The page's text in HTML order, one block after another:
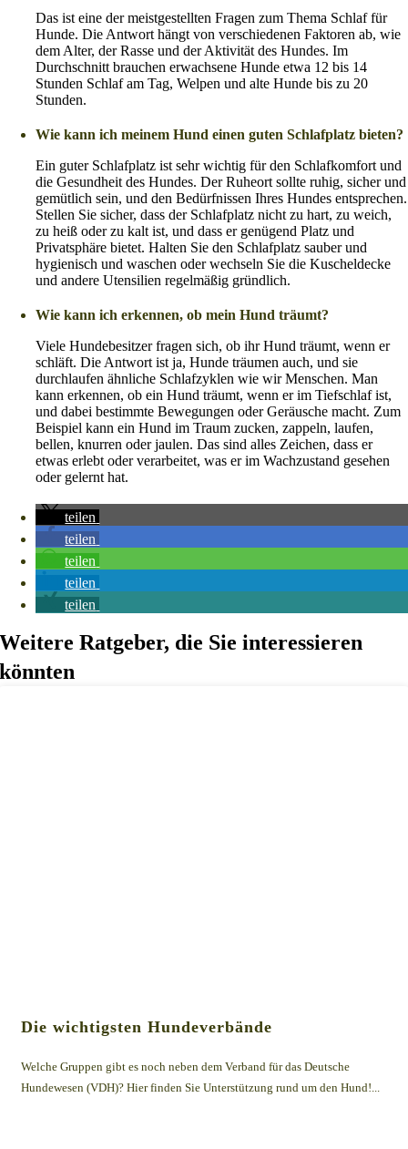
Das ist eine der meistgestellten Fragen zum Thema Schlaf für
Hunde. Die Antwort hängt von verschiedenen Faktoren ab, wie
dem Alter, der Rasse und der Aktivität des Hundes. Im
Durchschnitt brauchen erwachsene Hunde etwa 12 bis 14
Stunden Schlaf am Tag, Welpen und alte Hunde bis zu 20
Stunden.
Wie kann ich meinem Hund einen guten Schlafplatz bieten?
Ein guter Schlafplatz ist sehr wichtig für den Schlafkomfort und
die Gesundheit des Hundes. Der Ruheort sollte ruhig, sicher und
gemütlich sein, und den Bedürfnissen Ihres Hundes entsprechen.
Stellen Sie sicher, dass der Schlafplatz nicht zu hart, zu weich,
zu heiß oder zu kalt ist, und dass er genügend Platz und
Privatsphäre bietet. Halten Sie den Schlafplatz sauber und
hygienisch und waschen oder wechseln Sie die Kuscheldecke
und andere Utensilien regelmäßig gründlich.
Wie kann ich erkennen, ob mein Hund träumt?
Viele Hundebesitzer fragen sich, ob ihr Hund träumt, wenn er
schläft. Die Antwort ist ja, Hunde träumen auch, und sie
durchlaufen ähnliche Schlafzyklen wie wir Menschen. Man
kann erkennen, ob ein Hund träumt, wenn er im Tiefschlaf ist,
und dabei bestimmte Bewegungen oder Geräusche macht. Zum
Beispiel kann ein Hund im Traum zucken, zappeln, laufen,
bellen, knurren oder jaulen. Das sind alles Zeichen, dass er
etwas erlebt oder verarbeitet, was er im Wachzustand gesehen
oder gelernt hat.
teilen
teilen
teilen
teilen
teilen
Weitere Ratgeber, die Sie interessieren
könnten
Die wichtigsten Hundeverbände
Welche Gruppen gibt es noch neben dem Verband für das Deutsche
Hundewesen (VDH)? Hier finden Sie Unterstützung rund um den Hund!...